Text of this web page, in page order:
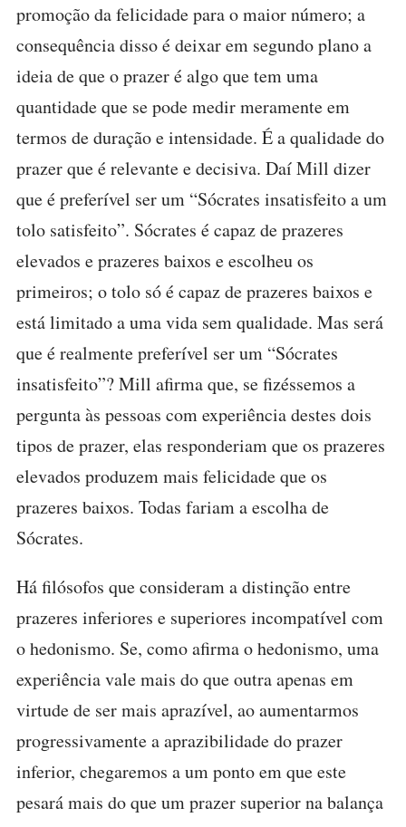
promoção da felicidade para o maior número; a
consequência disso é deixar em segundo plano a
ideia de que o prazer é algo que tem uma
quantidade que se pode medir meramente em
termos de duração e intensidade. É a qualidade do
prazer que é relevante e decisiva. Daí Mill dizer
que é preferível ser um “Sócrates insatisfeito a um
tolo satisfeito”. Sócrates é capaz de prazeres
elevados e prazeres baixos e escolheu os
primeiros; o tolo só é capaz de prazeres baixos e
está limitado a uma vida sem qualidade. Mas será
que é realmente preferível ser um “Sócrates
insatisfeito”? Mill afirma que, se fizéssemos a
pergunta às pessoas com experiência destes dois
tipos de prazer, elas responderiam que os prazeres
elevados produzem mais felicidade que os
prazeres baixos. Todas fariam a escolha de
Sócrates.
Há filósofos que consideram a distinção entre
prazeres inferiores e superiores incompatível com
o hedonismo. Se, como afirma o hedonismo, uma
experiência vale mais do que outra apenas em
virtude de ser mais aprazível, ao aumentarmos
progressivamente a aprazibilidade do prazer
inferior, chegaremos a um ponto em que este
pesará mais do que um prazer superior na balança